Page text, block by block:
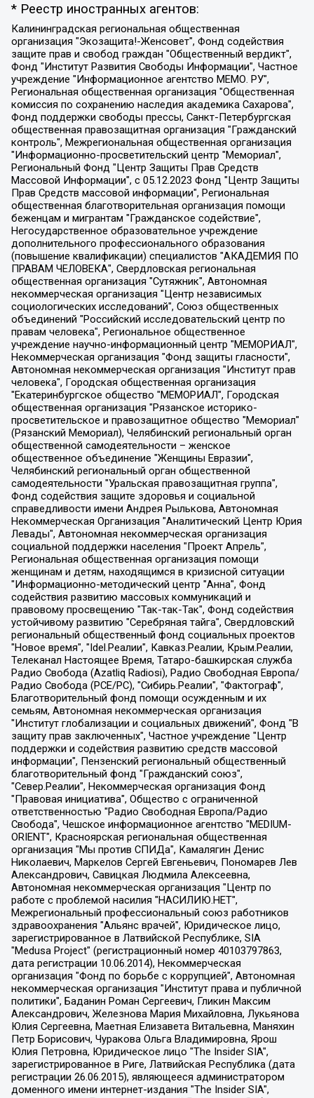
* Реестр иностранных агентов:
Калининградская региональная общественная организация "Экозащита!-Женсовет", Фонд содействия защите прав и свобод граждан "Общественный вердикт", Фонд "Институт Развития Свободы Информации", Частное учреждение "Информационное агентство МЕМО. РУ", Региональная общественная организация "Общественная комиссия по сохранению наследия академика Сахарова", Фонд поддержки свободы прессы, Санкт-Петербургская общественная правозащитная организация "Гражданский контроль", Межрегиональная общественная организация "Информационно-просветительский центр "Мемориал", Региональный Фонд "Центр Защиты Прав Средств Массовой Информации", с 05.12.2023 Фонд "Центр Защиты Прав Средств массовой информации", Региональная общественная благотворительная организация помощи беженцам и мигрантам "Гражданское содействие", Негосударственное образовательное учреждение дополнительного профессионального образования (повышение квалификации) специалистов "АКАДЕМИЯ ПО ПРАВАМ ЧЕЛОВЕКА", Свердловская региональная общественная организация "Сутяжник", Автономная некоммерческая организация "Центр независимых социологических исследований", Союз общественных объединений "Российский исследовательский центр по правам человека", Региональное общественное учреждение научно-информационный центр "МЕМОРИАЛ", Некоммерческая организация "Фонд защиты гласности", Автономная некоммерческая организация "Институт прав человека", Городская общественная организация "Екатеринбургское общество "МЕМОРИАЛ", Городская общественная организация "Рязанское историко-просветительское и правозащитное общество "Мемориал" (Рязанский Мемориал), Челябинский региональный орган общественной самодеятельности – женское общественное объединение "Женщины Евразии", Челябинский региональный орган общественной самодеятельности "Уральская правозащитная группа", Фонд содействия защите здоровья и социальной справедливости имени Андрея Рылькова, Автономная Некоммерческая Организация "Аналитический Центр Юрия Левады", Автономная некоммерческая организация социальной поддержки населения "Проект Апрель", Региональная общественная организация помощи женщинам и детям, находящимся в кризисной ситуации "Информационно-методический центр "Анна", Фонд содействия развитию массовых коммуникаций и правовому просвещению "Так-так-Так", Фонд содействия устойчивому развитию "Серебряная тайга", Свердловский региональный общественный фонд социальных проектов "Новое время", "Idel.Реалии", Кавказ.Реалии, Крым.Реалии, Телеканал Настоящее Время, Татаро-башкирская служба Радио Свобода (Azatliq Radiosi), Радио Свободная Европа/Радио Свобода (PCE/PC), "Сибирь.Реалии", "Фактограф", Благотворительный фонд помощи осужденным и их семьям, Автономная некоммерческая организация "Институт глобализации и социальных движений", Фонд "В защиту прав заключенных", Частное учреждение "Центр поддержки и содействия развитию средств массовой информации", Пензенский региональный общественный благотворительный фонд "Гражданский союз", "Север.Реалии", Некоммерческая организация Фонд "Правовая инициатива", Общество с ограниченной ответственностью "Радио Свободная Европа/Радио Свобода", Чешское информационное агентство "MEDIUM-ORIENT", Красноярская региональная общественная организация "Мы против СПИДа", Камалягин Денис Николаевич, Маркелов Сергей Евгеньевич, Пономарев Лев Александрович, Савицкая Людмила Алексеевна, Автономная некоммерческая организация "Центр по работе с проблемой насилия "НАСИЛИЮ.НЕТ", Межрегиональный профессиональный союз работников здравоохранения "Альянс врачей", Юридическое лицо, зарегистрированное в Латвийской Республике, SIA "Medusa Project" (регистрационный номер 40103797863, дата регистрации 10.06.2014), Некоммерческая организация "Фонд по борьбе с коррупцией", Автономная некоммерческая организация "Институт права и публичной политики", Баданин Роман Сергеевич, Гликин Максим Александрович, Железнова Мария Михайловна, Лукьянова Юлия Сергеевна, Маетная Елизавета Витальевна, Маняхин Петр Борисович, Чуракова Ольга Владимировна, Ярош Юлия Петровна, Юридическое лицо "The Insider SIA", зарегистрированное в Риге, Латвийская Республика (дата регистрации 26.06.2015), являющееся администратором доменного имени интернет-издания "The Insider SIA", https://theins.ru, Постернак Алексей Евгеньевич, Рубин Михаил Аркадьевич, Анин Роман Александрович, Юридическое лицо Istories fonds, зарегистрированное в Латвийской Республике (регистрационный номер 50008295751, дата регистрации 24.02.2020), Великовский Дмитрий Александрович, Долинина Ирина Николаевна, Мароховская Алеся Алексеевна, Шлейнов Роман Юрьевич, Шмагун Олеся Валентиновна, Общество с ограниченной ответственностью "Альтаир 2021", Общество с ограниченной ответственностью "Вега 2021", Общество с ограниченной ответственностью "Главный редактор 2021", Общество с ограниченной ответственностью "Ромашки монолит", Важенков Артем Валерьевич, Ивановская областная общественная организация "Центр гендерных исследований", Гурман Юрий Альбертович, Медиапроект "ОВД-Инфо", Егоров Владимир Владимирович, Жилинский Владимир Александрович, Общество с ограниченной ответственностью "ЗП", Иванова София Юрьевна, Карезина Инна Павловна, Кильтау Екатерина Викторовна, Петров Алексей Викторович, Пискунов Сергей Евгеньевич, Смирнов Сергей Сергеевич, Тихонов Михаил Сергеевич, Общество с ограниченной ответственностью "ЖУРНАЛИСТ-ИНОСТРАННЫЙ АГЕНТ", Арапова Галина Юрьевна, Вольтская Татьяна Анатольевна, Американская компания "Mason G.E.S. Anonymous Foundation" (США), являющаяся владельцем интернет-издания https://mnews.world/, Компания "Stichting Bellingcat", зарегистрированная в Нидерландах (дата регистрации 11.07.2018), Захаров Андрей Вячеславович, Клепиковская Екатерина Дмитриевна, Общество с ограниченной ответственностью "МЕМО", Перл Роман Александрович, Симонов Евгений Алексеевич, Соловьева Елена Анатольевна, Сотников Даниил Владимирович, Сурначева Елизавета Дмитриевна, Автономная некоммерческая организация по защите прав человека и информированию населения "Якутия – Наше Мнение", Общество с ограниченной ответственностью "Москоу диджитал медиа", с 26.01.2023 Общество с ограниченной ответственностью "Чайка Белые сады", Ветошкина Валерия Валерьевна, Заговора Максим Александрович, Межрегиональное общественное движение "Российская ЛГБТ - сеть", Оленичев Максим Владимирович, Павлов Иван Юрьевич, Скворцова Елена Сергеевна, Общество с ограниченной ответственностью "Как бы инагент", Кочетков Игорь Викторович, Общество с ограниченной ответственностью "Честные выборы", Еланчик Олег Александрович, Общество с ограниченной ответственностью "Нобелевский призыв", Гималова Регина Эмилевна, Григорьев Андрей Валерьевич, Григорьева Алина Александровна, Ассоциация по содействию защите прав призывников, альтернативнослужащих и военнослужащих "Правозащитная группа "Гражданин.Армия.Право", Хисамова Регина Фаритовна, Автономная некоммерческая организация по реализации социально-правовых программ "Лилит", Дальневосточное общественное движение "Маяк", Санкт-Петербургская ЛГБТ-инициативная группа "Выход", Инициативная группа ЛГБТ+ "Реверс", Алексеев Андрей Викторович, Бекбулатова Таисия Львовна, Беляев Иван Михайлович, Владыкина Елена Сергеевна, Гельман Марат Александрович, Никульшина Вероника Юрьевна, Толоконникова Надежда Андреевна, Шендерович Виктор Анатольевич, Общество с ограниченной ответственностью "Данное сообщение", Общество с ограниченной ответственностью Издательский дом "Новая глава", Айнбиндер Александра Александровна, Московский комьюнити-центр для ЛГБТ+инициатив, Благотворительный фонд развития филантропии, Deutsche Welle (Германия, Kurt-Schumacher-Strasse 3, 53113 Bonn), Борзунова Мария Михайловна, Воробьев Виктор Викторович, Голубева Анна Львовна, Константинова Алла Михайловна, Малкова Ирина Владимировна, Мурадов Мурад Абдулгалимович, Осетинская Елизавета Николаевна, Понасенков Евгений Николаевич, Ганапольский Матвей Юрьевич, Киселев Евгений Алексеевич, Борухович Ирина Григорьевна, Дремин Иван Тимофеевич, Дубровский Дмитрий Викторович, Красноярская региональная общественная организация поддержки и развития альтернативных образовательных технологий и межкультурных коммуникаций "ИНТЕРРА", Маяковская Екатерина Алексеевна, Фейгин Марк Захарович, Филимонов Андрей Викторович, Дзугкоева Регина Николаевна, Доброхотов Роман Александрович, Дудь Юрий Александрович, Елкин Сергей Владимирович, Кругликов Кирилл Игоревич, Сабунаева Мария Леонидовна, Семенов Алексей Владимирович, Шаинян Карен Багратович, Шульман Екатерина Михайловна, Асафьев Артур Валерьевич, Вахштайн Виктор Семенович, Венедиктов Алексей Алексеевич, Лушникова Екатерина Евгеньевна, Волков Леонид Михайлович, Невзоров Александр Глебович, Пархоменко Сергей Борисович, Сироткин Ярослав Николаевич, Кара-Мурза Владимир Владимирович, Баранова Наталья Владимировна, Гозман Леонид Яковлевич, Кагарлицкий Борис Юльевич, Климарев Михаил Валерьевич, Милов Владимир Станиславович, Автономная некоммерческая организация Краснодарский центр современного искусства "Типография", Моргенштерн Алишер Тагирович, Соболь Любовь Эдуардовна, Общество с ограниченной ответственностью "ЛИЗА НОРМ", Каспаров Гарри Кимович, Ходорковский Михаил Борисович, Общество с ограниченной ответственностью "Апрельские тезисы", Данилович Ирина Брониславовна, Кашин Олег Владимирович, Петров Николай Владимирович, Пивоваров Алексей Владимирович, Соколов Михаил Владимирович, Цветкова Юлия Владимировна, Чичваркин Евгений Александрович, Комитет против пыток/Команда против пыток, Общество с ограниченной ответственностью "Первый научный", Общество с ограниченной ответственностью "Вертолет и ко", Белоцерковская Вероника Борисовна, Кац Максим Евгеньевич, Лазарева Татьяна Юрьевна, Шаведдинов Руслан Табризович, Яшин Илья Валерьевич, Общество с ограниченной ответственностью "Иноагент ААВ", Алешковский Дмитрий Петрович, Альбац Евгения Марковна, Быков Дмитрий Львович, Галямина Юлия Евгеньевна, Лойко Сергей Леонидович, Мартынов Кирилл Константинович, Медведев Сергей Александрович, Крашенинников Федор Геннадиевич, Гордеева Катерина Вл